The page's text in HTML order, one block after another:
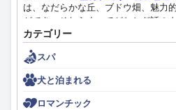
は、なだらかな丘、ブドウ畑、魅力
ができ、それらすべてがおとぎ話の
ます。
[ホテル名]の朝食は、新鮮なパンやお
豊富な種類と品質が高く評価されて
食にも及び、宿泊客はグレゴールチ
る創造的でおいしい料理を絶賛して
カテゴリー
スパ
犬と泊まれる
ロマンチック